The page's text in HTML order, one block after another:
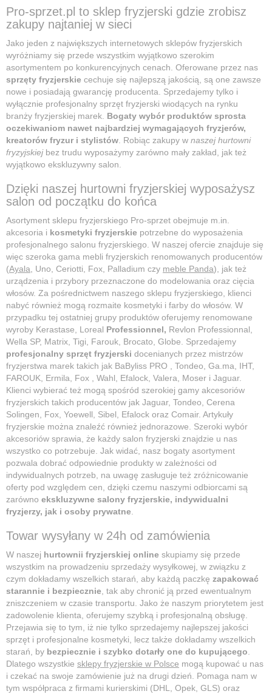
Pro-sprzet.pl to sklep fryzjerski gdzie zrobisz
zakupy najtaniej w sieci
Jako jeden z największych internetowych sklepów fryzjerskich
wyróżniamy się przede wszystkim wyjątkowo szerokim
asortymentem po konkurencyjnych cenach. Oferowane przez nas
sprzęty fryzjerskie cechuje się najlepszą jakością, są one zawsze
nowe i posiadają gwarancję producenta. Sprzedajemy tylko i
wyłącznie profesjonalny sprzęt fryzjerski wiodących na rynku
branży fryzjerskiej marek. Bogaty wybór produktów sprosta
oczekiwaniom nawet najbardziej wymagających fryzjerów,
kreatorów fryzur i stylistów. Robiąc zakupy w naszej hurtowni
fryzyjskiejbez trudu wyposażymy zarówno mały zakład, jak też
wyjątkowo ekskluzywny salon.
Dzięki naszej hurtowni fryzjerskiej wyposażysz
salon od początku do końca
Asortyment sklepu fryzjerskiego Pro-sprzet obejmuje m.in.
akcesoria i kosmetyki fryzjerskie potrzebne do wyposażenia
profesjonalnego salonu fryzjerskiego. W naszej ofercie znajduje się
więc szeroka gama mebli fryzjerskich renomowanych producentów
(Ayala, Uno, Ceriotti, Fox, Palladium czy meble Panda), jak też
urządzenia i przybory przeznaczone do modelowania oraz cięcia
włosów. Za pośrednictwem naszego sklepu fryzjerskiego, klienci
nabyć również mogą rozmaite kosmetyki i farby do włosów. W
przypadku tej ostatniej grupy produktów oferujemy renomowane
wyroby Kerastase, Loreal Professionnel, Revlon Professionnal,
Wella SP, Matrix, Tigi, Farouk, Brocato, Globe. Sprzedajemy
profesjonalny sprzęt fryzjerski docenianych przez mistrzów
fryzjerstwa marek takich jak BaByliss PRO , Tondeo, Ga.ma, IHT,
FAROUK, Ermila, Fox , Wahl, Efalock, Valera, Moser i Jaguar.
Klienci wybierać też mogą spośród szerokiej gamy akcesoriów
fryzjerskich takich producentów jak Jaguar, Tondeo, Cerena
Solingen, Fox, Yoewell, Sibel, Efalock oraz Comair. Artykuły
fryzjerskie można znaleźć również jednorazowe. Szeroki wybór
akcesoriów sprawia, że każdy salon fryzjerski znajdzie u nas
wszystko co potrzebuje. Jak widać, nasz bogaty asortyment
pozwala dobrać odpowiednie produkty w zależności od
indywidualnych potrzeb, na uwagę zasługuje też zróżnicowanie
oferty pod względem cen, dzięki czemu naszymi odbiorcami są
zarówno ekskluzywne salony fryzjerskie, indywidualni
fryzjerzy, jak i osoby prywatne.
Towar wysyłany w 24h od zamówienia
W naszej hurtownii fryzjerskiej online skupiamy się przede
wszystkim na prowadzeniu sprzedaży wysyłkowej, w związku z
czym dokładamy wszelkich starań, aby każdą paczkę zapakować
starannie i bezpiecznie, tak aby chronić ją przed ewentualnym
zniszczeniem w czasie transportu. Jako że naszym priorytetem jest
zadowolenie klienta, oferujemy szybką i profesjonalną obsługę.
Przejawia się to tym, iż nie tylko sprzedajemy najlepszej jakości
sprzęt i profesjonalne kosmetyki, lecz także dokładamy wszelkich
starań, by bezpiecznie i szybko dotarły one do kupującego.
Dlatego wszystkie sklepy fryzjerskie w Polsce mogą kupować u nas
i czekać na swoje zamówienie już na drugi dzień. Pomaga nam w
tym współpraca z firmami kurierskimi (DHL, Opek, GLS) oraz